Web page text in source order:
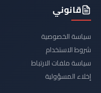
قانوني
سياسة الخصوصية
شروط الاستخدام
سياسة ملفات الارتباط
إخلاء المسؤولية